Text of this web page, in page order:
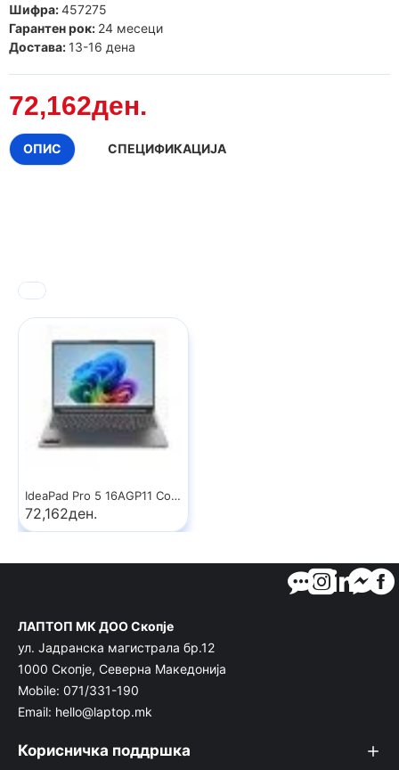
72,162ден.
Шифра:457275
Гарантен рок: 24 месеци
Достава: 13-16 дена
ОПИС СПЕЦИФИКАЦИЈА
IdeaPad Pro 5 16AGP11 Copilot+ PC
72,162ден.
ЛАПТОП МК ДОО Скопје
ул. Јадранска магистрала бр.12
1000 Скопје, Северна Македонија
Mobile: 071/331-190
Email: hello@laptop.mk
Корисничка поддршка